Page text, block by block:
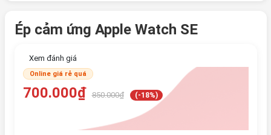
Ép cảm ứng Apple Watch SE
Xem đánh giá
Online giá rẻ quá
700.000₫ 850.000₫ (-18%)